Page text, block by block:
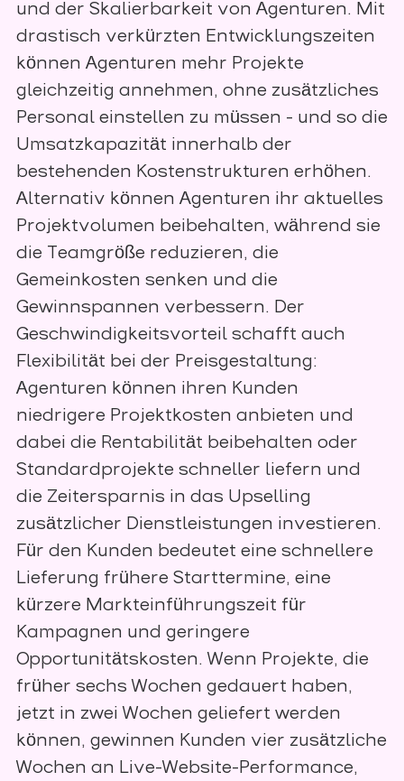
und der Skalierbarkeit von Agenturen. Mit
drastisch verkürzten Entwicklungszeiten
können Agenturen mehr Projekte
gleichzeitig annehmen, ohne zusätzliches
Personal einstellen zu müssen - und so die
Umsatzkapazität innerhalb der
bestehenden Kostenstrukturen erhöhen.
Alternativ können Agenturen ihr aktuelles
Projektvolumen beibehalten, während sie
die Teamgröße reduzieren, die
Gemeinkosten senken und die
Gewinnspannen verbessern. Der
Geschwindigkeitsvorteil schafft auch
Flexibilität bei der Preisgestaltung:
Agenturen können ihren Kunden
niedrigere Projektkosten anbieten und
dabei die Rentabilität beibehalten oder
Standardprojekte schneller liefern und
die Zeitersparnis in das Upselling
zusätzlicher Dienstleistungen investieren.
Für den Kunden bedeutet eine schnellere
Lieferung frühere Starttermine, eine
kürzere Markteinführungszeit für
Kampagnen und geringere
Opportunitätskosten. Wenn Projekte, die
früher sechs Wochen gedauert haben,
jetzt in zwei Wochen geliefert werden
können, gewinnen Kunden vier zusätzliche
Wochen an Live-Website-Performance,